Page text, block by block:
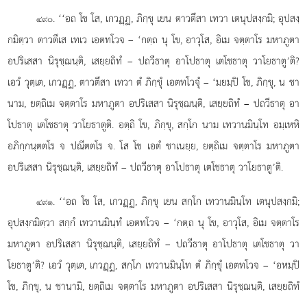
๔๙๐. ‘‘อถ โข โส, เกวฏฺฏ, ภิกฺขุ เยน ตาวตึสา เทวา เตนุปสงฺกมิ; อุปสงฺ
กมิตฺวา ตาวตึเส เทเว เอตทโวจ – ‘กตฺถ นุ โข, อาวุโส, อิเม จตฺตาโร มหาภูตา
อปริเสสา นิรุชฺฌนฺติ, เสยฺยถิทํ – ปถวีธาตุ อาโปธาตุ เตโชธาตุ วาโยธาตู’ติ?
เอวํ วุตฺเต, เกวฏฺฏ, ตาวตึสา เทวา ตํ ภิกฺขุํ เอตทโวจุํ – ‘มยมฺปิ โข, ภิกฺขุ, น ชา
นาม, ยตฺถิเม จตฺตาโร มหาภูตา อปริเสสา นิรุชฺฌนฺติ, เสยฺยถิทํ – ปถวีธาตุ อา
โปธาตุ เตโชธาตุ วาโยธาตูติ. อตฺถิ โข, ภิกฺขุ, สกฺโก นาม เทวานมินฺโท อมฺเหหิ
อภิกฺกนฺตตโร จ ปณีตตโร จ. โส โข เอตํ ชาเนยฺย, ยตฺถิเม จตฺตาโร มหาภูตา
อปริเสสา นิรุชฺฌนฺติ, เสยฺยถิทํ – ปถวีธาตุ อาโปธาตุ เตโชธาตุ วาโยธาตู’ติ.
๔๙๑. ‘‘อถโข โส, เกวฏฺฏ, ภิกฺขุ เยน สกฺโก เทวานมินฺโท เตนุปสงฺกมิ;
อุปสงฺกมิตฺวา สกฺกํ เทวานมินฺทํ เอตทโวจ – ‘กตฺถ นุ โข, อาวุโส, อิเม จตฺตาโร
มหาภูตา อปริเสสา นิรุชฺฌนฺติ, เสยฺยถิทํ – ปถวีธาตุ อาโปธาตุ เตโชธาตุ วา
โยธาตู’ติ? เอวํ วุตฺเต, เกวฏฺฏ, สกฺโก เทวานมินฺโท ตํ ภิกฺขุํ เอตทโวจ – ‘อหมฺปิ
โข, ภิกฺขุ, นชานามิ, ยตฺถิเม จตฺตาโร มหาภูตา อปริเสสา นิรุชฺฌนฺติ, เสยฺยถิทํ